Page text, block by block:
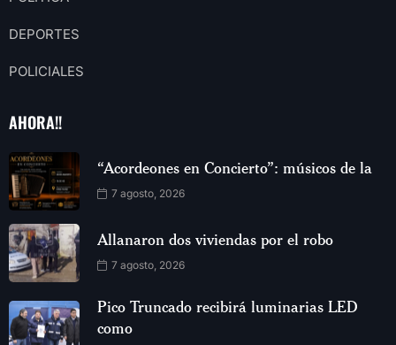
DEPORTES
POLICIALES
AHORA!!
“Acordeones en Concierto”: músicos de la
7 agosto, 2026
Allanaron dos viviendas por el robo
7 agosto, 2026
Pico Truncado recibirá luminarias LED
como